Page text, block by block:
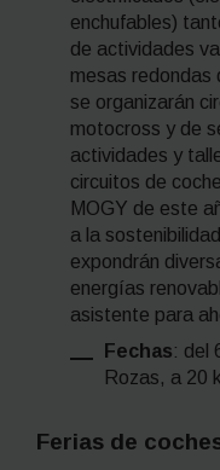
enchufables)
de actividades
mesas redondas
se organizarán
motocross y de
actividades y
circuitos de
MOGY de este
a la
expondrán
energías
asistente para
Fechas: del
Rozas, a 20
Ferias de